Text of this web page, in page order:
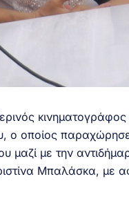
ο οποίος
μαζί με την
Μπαλάσκα, με